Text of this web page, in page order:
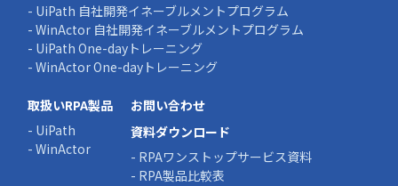
- UiPath 自社開発イネーブルメントプログラム
- WinActor 自社開発イネーブルメントプログラム
- UiPath One-dayトレーニング
- WinActor One-dayトレーニング
取扱いRPA製品
- UiPath
- WinActor
お問い合わせ
資料ダウンロード
- RPAワンストップサービス資料
- RPA製品比較表